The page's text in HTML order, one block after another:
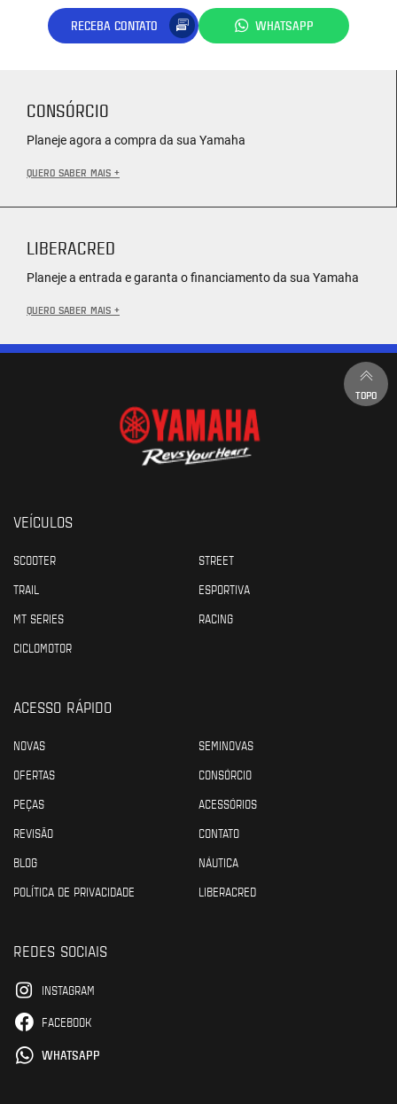
RECEBA CONTATO WHATSAPP
CONSÓRCIO
Planeje agora a compra da sua Yamaha
QUERO SABER MAIS +
LIBERACRED
Planeje a entrada e garanta o financiamento da sua Yamaha
QUERO SABER MAIS +
TOPO
VEÍCULOS
SCOOTER
STREET
TRAIL
ESPORTIVA
MT SERIES
RACING
CICLOMOTOR
ACESSO RÁPIDO
NOVAS
SEMINOVAS
OFERTAS
CONSÓRCIO
PEÇAS
ACESSÓRIOS
REVISÃO
CONTATO
BLOG
NÁUTICA
POLÍTICA DE PRIVACIDADE
LIBERACRED
REDES SOCIAIS
INSTAGRAM
FACEBOOK
WHATSAPP